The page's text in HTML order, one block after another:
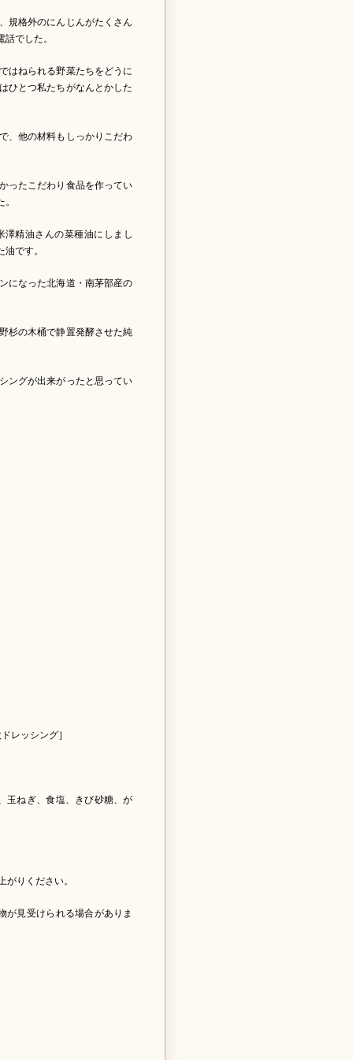
規格外のにんじんがたくさん
でした。
はねられる野菜たちをどうに
ひとつ私たちがなんとかした
、他の材料もしっかりこだわ
ったこだわり食品を作ってい
精油さんの菜種油にしまし
です。
になった北海道・南茅部産の
杉の木桶で静置発酵させた純
ングが出来がったと思ってい
レッシング］
玉ねぎ、食塩、きび砂糖、が
りください。
が見受けられる場合がありま